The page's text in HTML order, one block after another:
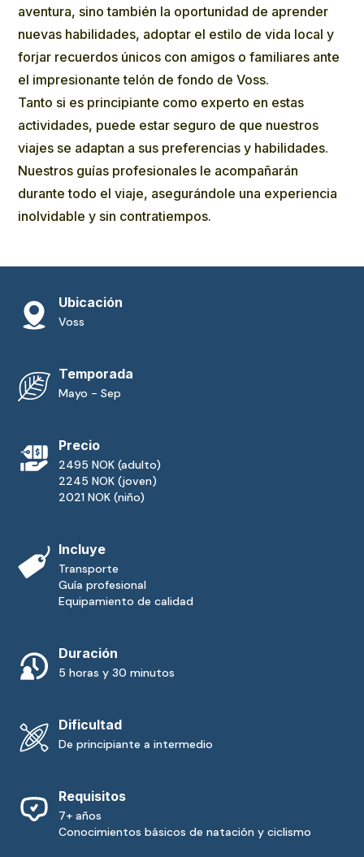
aventura, sino también la oportunidad de aprender
nuevas habilidades, adoptar el estilo de vida local y
forjar recuerdos únicos con amigos o familiares ante
el impresionante telón de fondo de Voss.
Tanto si es principiante como experto en estas
actividades, puede estar seguro de que nuestros
viajes se adaptan a sus preferencias y habilidades.
Nuestros guías profesionales le acompañarán
durante todo el viaje, asegurándole una experiencia
inolvidable y sin contratiempos.
Ubicación
Voss
Temporada
Mayo - Sep
Precio
2495 NOK (adulto)
2245 NOK (joven)
2021 NOK (niño)
Incluye
Transporte
Guía profesional
Equipamiento de calidad
Duración
5 horas y 30 minutos
Dificultad
De principiante a intermedio
Requisitos
7+ años
Conocimientos básicos de natación y ciclismo